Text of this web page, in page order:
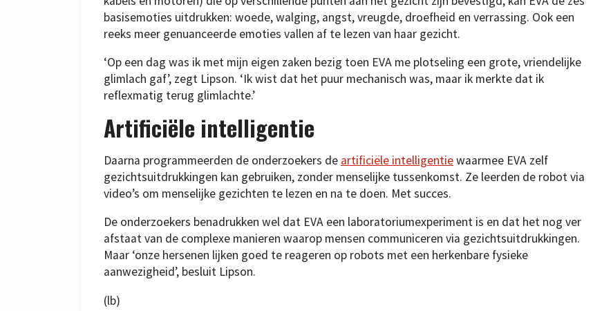
basisemoties uitdrukken: woede, walging, angst, vreugde, droefheid en verrassing. Ook een
reeks meer genuanceerde emoties vallen af te lezen van haar gezicht.
‘Op een dag was ik met mijn eigen zaken bezig toen EVA me plotseling een grote, vriendelijke
glimlach gaf’, zegt Lipson. ‘Ik wist dat het puur mechanisch was, maar ik merkte dat ik
reflexmatig terug glimlachte.’
Artificiële intelligentie
Daarna programmeerden de onderzoekers de artificiële intelligentiewaarmee EVA zelf
gezichtsuitdrukkingen kan gebruiken, zonder menselijke tussenkomst. Ze leerden de robot via
video’s om menselijke gezichten te lezen en na te doen. Met succes.
De onderzoekers benadrukken wel dat EVA een laboratoriumexperiment is en dat het nog ver
afstaat van de complexe manieren waarop mensen communiceren via gezichtsuitdrukkingen.
Maar ‘onze hersenen lijken goed te reageren op robots met een herkenbare fysieke
aanwezigheid’, besluit Lipson.
(lb)